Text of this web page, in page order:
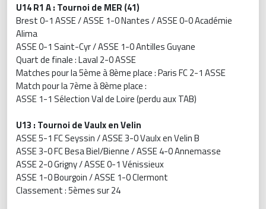
U14 R1 A : Tournoi de MER (41)
Brest 0-1 ASSE / ASSE 1-0 Nantes / ASSE 0-0 Académie
Alima
ASSE 0-1 Saint-Cyr / ASSE 1-0 Antilles Guyane
Quart de finale : Laval 2-0 ASSE
Matches pour la 5ème à 8ème place : Paris FC 2-1 ASSE
Match pour la 7ème à 8ème place :
ASSE 1-1 Sélection Val de Loire (perdu aux TAB)
U13 : Tournoi de Vaulx en Velin
ASSE 5-1 FC Seyssin / ASSE 3-0 Vaulx en Velin B
ASSE 3-0 FC Besa Biel/Bienne / ASSE 4-0 Annemasse
ASSE 2-0 Grigny / ASSE 0-1 Vénissieux
ASSE 1-0 Bourgoin / ASSE 1-0 Clermont
Classement : 5èmes sur 24